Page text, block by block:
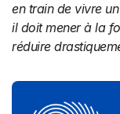
en train de vivre
il doit mener à la
réduire